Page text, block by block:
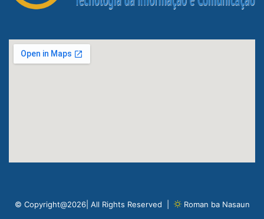
© Copyright@2026| All Rights Reserved | Roman ba Nasaun